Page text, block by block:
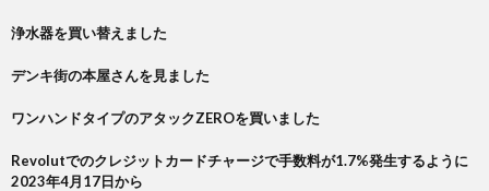
浄水器を買い替えました
デンキ街の本屋さんを見ました
ワンハンドタイプのアタックZEROを買いました
Revolutでのクレジットカードチャージで手数料が1.7%発生するように
2023年4月17日から